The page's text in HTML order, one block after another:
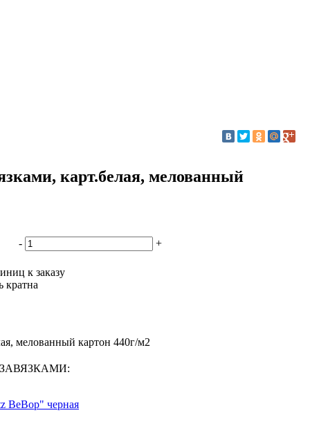
карт.белая, мелованный
- +
к заказу
кратна
мелованный картон 440г/м2
ЗАВЯЗКАМИ:
BeBop" черная